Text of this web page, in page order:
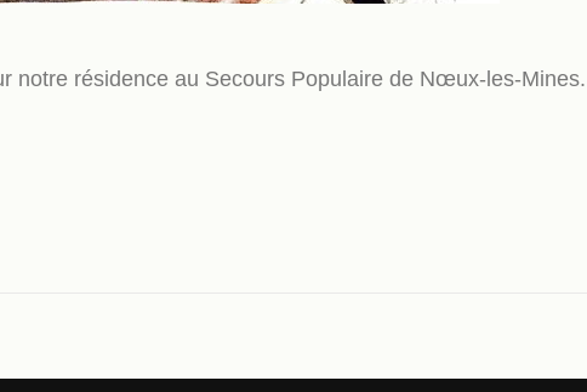
notre résidence au Secours Populaire de Nœux-les-Mines.